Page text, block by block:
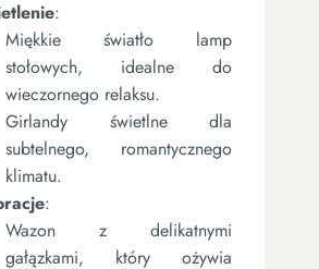
:
Miękkie światło lamp
stołowych, idealne do
wieczornego relaksu.
Girlandy świetlne dla
subtelnego, romantycznego
klimatu.
:
Wazon z delikatnymi
gałązkami, który ożywia